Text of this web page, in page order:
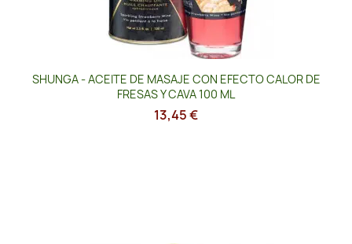
SHUNGA - ACEITE DE MASAJE CON EFECTO CALOR DE
FRESAS Y CAVA 100 ML
13,45 €